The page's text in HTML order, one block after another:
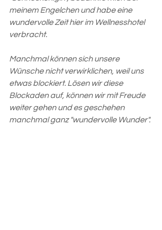
meinem Engelchen und habe eine
wundervolle Zeit hier im Wellnesshotel
verbracht.
Manchmal können sich unsere
Wünsche nicht verwirklichen, weil uns
etwas blockiert. Lösen wir diese
Blockaden auf, können wir mit Freude
weiter gehen und es geschehen
manchmal ganz "wundervolle Wunder".